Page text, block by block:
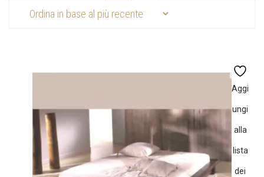
Aggi
ungi
alla
lista
dei